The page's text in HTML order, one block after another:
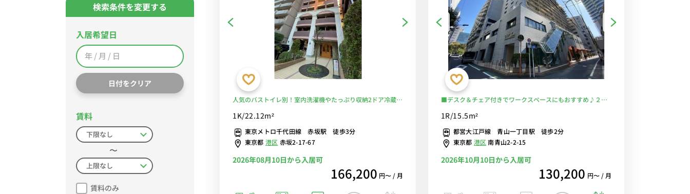
人気のバストイレ別！室内洗濯機やたっぷり収納2ドア冷蔵庫
1K/22.12m²
東京メトロ千代田線 赤坂駅 徒歩3分
東京都 港区 赤坂2-17-67
2026年08月10日から入居可
166,200 円〜 / 月
■デスク＆チェア付きでワークスペースにもおすすめ♪２ド
目駅」徒歩2分/東京メトロ大江戸線・半蔵門線・銀座線など
多数の路線の利用が可能/明治神宮球場もすぐそば■選べる
Wi-Fi格安レンタル中！
1R/15.5m²
都営大江戸線 青山一丁目駅 徒歩2分
東京都 港区 南青山2-2-15
2026年10月10日から入居可
130,200 円〜 / 月
検索条件を変更する
入居希望日
日付をクリア
賃料
〜
賃料のみ